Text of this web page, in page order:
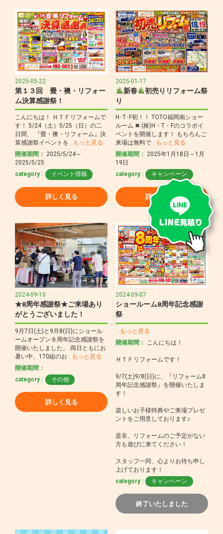
2025-05-22
第１３回 畳・襖・リフォー
ム決算感謝祭！
こんにちは！ ＨＴＦリフォームで
す！ 5/24（土）5/25（日）の二
日間、 『畳・襖・リフォーム』決
算感謝祭イベントを…もっと見る
開催期間： 2025/5/24～
2025/5/25
category :
イベント情報
詳しく見る
2025-01-17
新春
初売りリフォーム祭
り
H･T･F初！！ TOTO福岡南ショー
ルーム ✖ (株)H・T・Fのコラボイ
ベントを開催します！ もちろんご
来場は無料で…もっと見る
開催期間： 2025年1月18日～1月
19日
category :
キャンペーン
詳しく見る
2024-09-10
★8周年感謝祭★ご来場あり
がとうございました！
9月7日(土)と9月8(日)にショール
ームオープン８周年記念感謝祭を
開催いたしました。 両日ともにお
暑い中、170組のお…もっと見る
開催期間：
category :
その他
詳しく見る
2024-09-07
ショールーム8周年記念感謝
祭
…もっと見る
開催期間： こんにちは！
ＨＴＦリフォームです！
9/7(土)9/8(日)に、『リフォーム8
周年記念感謝祭』を開催いたしま
す！
楽しいお子様特典やご来場プレゼ
ントをご用意しております♪
是非、リフォームのご予定がない
方も遊びに来てください！
スタッフ一同、心よりお待ち申し
上げております！
category :
キャンペーン
終了いたしました